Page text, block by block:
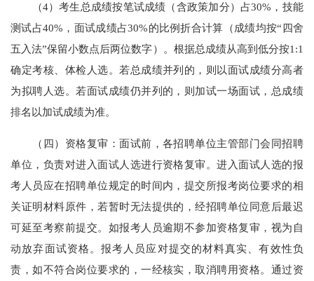
（4）考生总成绩按笔试成绩（含政策加分）占30%，技能
测试占40%，面试成绩占30%的比例折合计算（成绩均按“四舍
五入法”保留小数点后两位数字）。根据总成绩从高到低分按1:1
确定考核、体检人选。若总成绩并列的，则以面试成绩分高者
为拟聘人选。若面试成绩仍并列的，则加试一场面试，总成绩
排名以加试成绩为准。
（四）资格复审：面试前，各招聘单位主管部门会同招聘
单位，负责对进入面试人选进行资格复审。进入面试人选的报
考人员应在招聘单位规定的时间内，提交所报考岗位要求的相
关证明材料原件，若暂时无法提供的，经招聘单位同意后最迟
可延至考察前提交。如报考人员逾期不参加资格复审，视为自
动放弃面试资格。报考人员应对提交的材料真实、有效性负
责，如不符合岗位要求的，一经核实，取消聘用资格。通过资